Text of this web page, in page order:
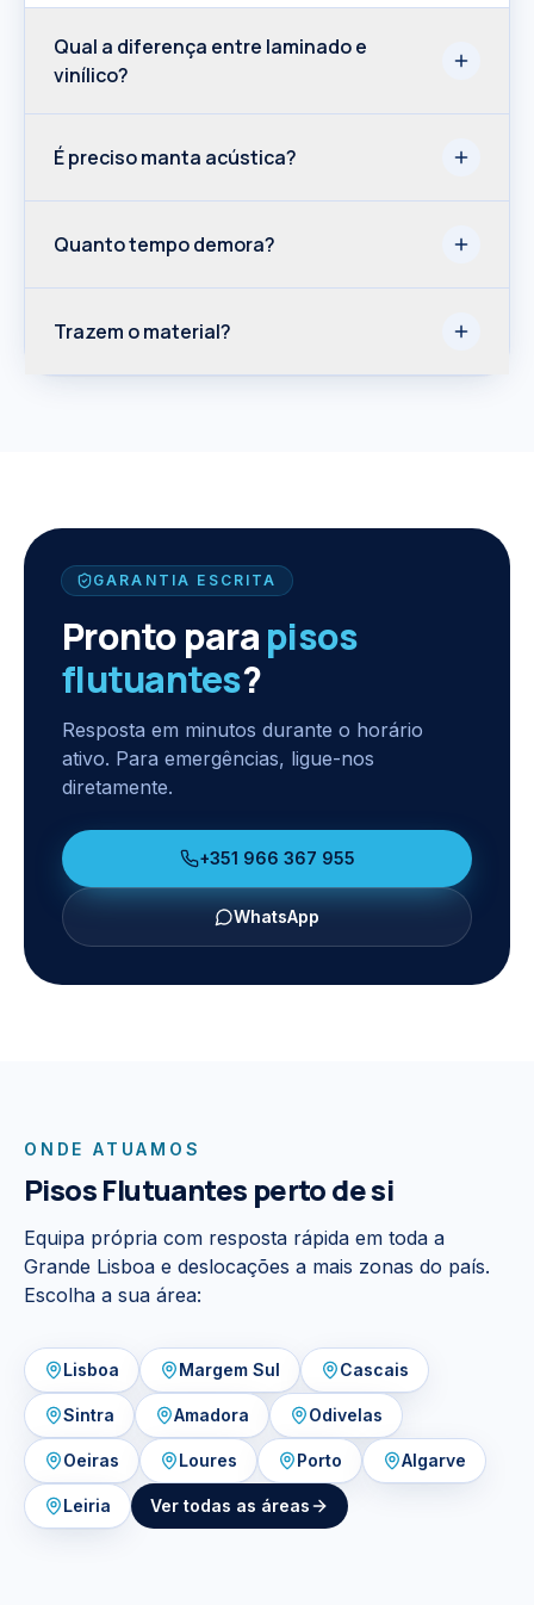
Qual a diferença entre laminado e
vinílico?
É preciso manta acústica?
Quanto tempo demora?
Trazem o material?
GARANTIA ESCRITA
Pronto parapisos
flutuantes?
Resposta em minutos durante o horário
ativo. Para emergências, ligue-nos
diretamente.
+351 966 367 955
WhatsApp
ONDE ATUAMOS
Pisos Flutuantes perto de si
Equipa própria com resposta rápida em toda a
Grande Lisboa e deslocações a mais zonas do país.
Escolha a sua área:
Lisboa Margem Sul Cascais
Sintra Amadora Odivelas
Oeiras Loures Porto Algarve
Leiria Ver todas as áreas